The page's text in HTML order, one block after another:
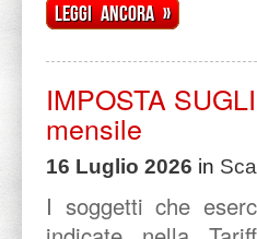
Leggi ancora »
IMPOSTA
mensile
16 Luglio 2026 in
I soggetti che